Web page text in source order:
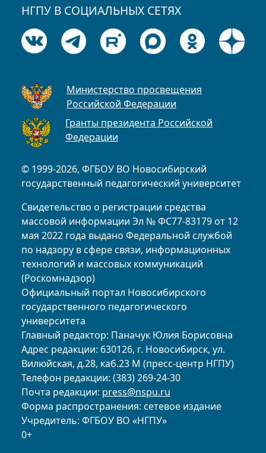
© 1999-2026, ФГБОУ ВО Новосибирский
государственный педагогический университет
Свидетельство о регистрации средства
массовой информации Эл № ФС77-83179 от 12
мая 2022 года выдано Федеральной службой
по надзору в сфере связи, информационных
технологий и массовых коммуникаций
(Роскомнадзор)
Официальный портал Новосибирского
государственного педагогического
университета
Главный редактор: Паначук Юлия Борисовна
Адрес редакции: 630126, г. Новосибирск, ул.
Вилюйская, д.28, каб.23 М (пресс-центр НГПУ)
Телефон редакции: (383) 269-24-30
Почта редакции: press@nspu.ru
Форма распространения: сетевое издание
Учредитель: ФГБОУ ВО «НГПУ»
0+
НГПУ В СОЦИАЛЬНЫХ СЕТЯХ
Министерство просвещения
Российской Федерации
Гранты президента Российской
Федерации